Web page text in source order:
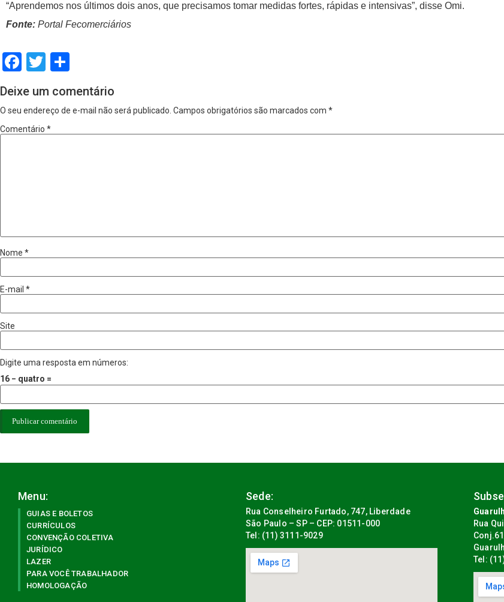
“Aprendemos nos últimos dois anos, que precisamos tomar medidas fortes, rápidas e intensivas”, disse Omi.
Fonte: Portal Fecomerciários
Facebook
Twitter
Deixe um comentário
O seu endereço de e-mail não será publicado. Campos obrigatórios são marcados com *
Comentário *
Nome *
E-mail *
Site
Digite uma resposta em números:
16 − quatro =
Menu:
GUIAS E BOLETOS
CURRÍCULOS
CONVENÇÃO COLETIVA
JURÍDICO
LAZER
PARA VOCÊ TRABALHADOR
HOMOLOGAÇÃO
Sede:
Rua Conselheiro Furtado, 747, Liberdade
São Paulo – SP – CEP: 01511-000
Tel: (11) 3111-9029
Rua
Tel: